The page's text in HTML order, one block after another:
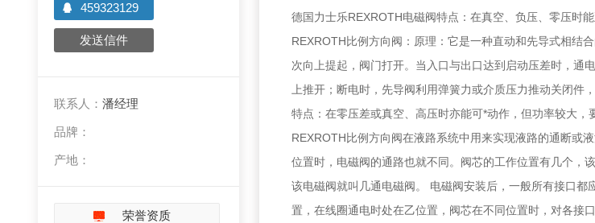
德国力士乐REXROTH电磁阀特点：在真空、负压、零压时
REXROTH比例方向阀：原理：它是一种直动和先导式相结
次向上提起，阀门打开。当入口与出口达到启动压差时，通
上推开；断电时，先导阀利用弹簧力或介质压力推动关闭件
特点：在零压差或真空、高压时亦能可*动作，但功率较大，
REXROTH比例方向阀在液路系统中用来实现液路的通断或
位置时，电磁阀的通路也就不同。阀芯的工作位置有几个，
该电磁阀就叫几通电磁阀。 电磁阀安装后，一般所有接口
置，在线圈通电时处在乙位置，阀芯在不同位置时，对各接
459323129
发送信件
联系人：潘经理
品牌：
产地：
荣誉资质